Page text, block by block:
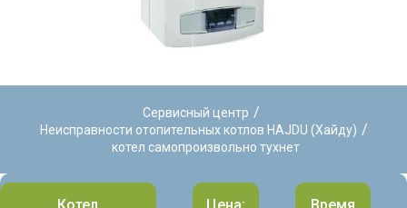
Сервисный центр /
Неисправности отопительных котлов HAJDU (Хайду) /
котел самопроизвольно тухнет